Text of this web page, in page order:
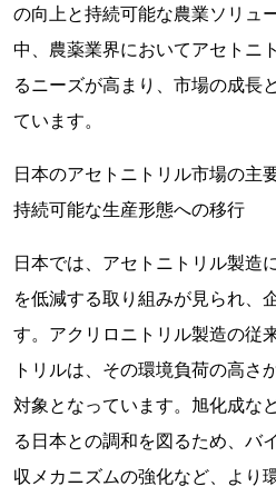
の向上と持続可能な農業ソリュ
中、農薬業界においてアセトニ
るニーズが高まり、市場の成長
ています。
日本のアセトニトリル市場の主
持続可能な生産形態への移行
日本では、アセトニトリル製造
を低減する取り組みが見られ、
す。アクリロニトリル製造の従
トリルは、その環境負荷の高さ
対象となっています。旭化成な
る日本との調和を図るため、バ
収メカニズムの強化など、より